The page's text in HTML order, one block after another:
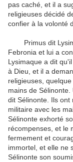
pas caché, et il a
religieuses décidé
confier à la volonté
Primus dit
Febronia et lui a
Lysimaque a dit
à Dieu, et il a
religieuses,
mains de
dit Sélinonte. Ils
militaire avec les
Sélinonte exhorté
récompenses, et le
fermement et
immortel, et elle ne
Sélinonte son